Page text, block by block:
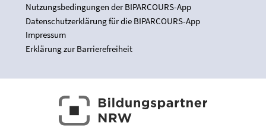
Nutzungsbedingungen der BIPARCOURS-App
Datenschutzerklärung für die BIPARCOURS-App
Impressum
Erklärung zur Barrierefreiheit